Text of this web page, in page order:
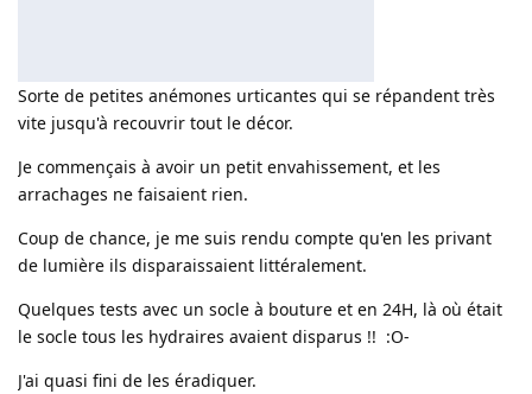
Sorte de petites anémones urticantes qui se répandent très
vite jusqu'à recouvrir tout le décor.
Je commençais à avoir un petit envahissement, et les
arrachages ne faisaient rien.
Coup de chance, je me suis rendu compte qu'en les privant
de lumière ils disparaissaient littéralement.
Quelques tests avec un socle à bouture et en 24H, là où était
le socle tous les hydraires avaient disparus !! :O-
J'ai quasi fini de les éradiquer.